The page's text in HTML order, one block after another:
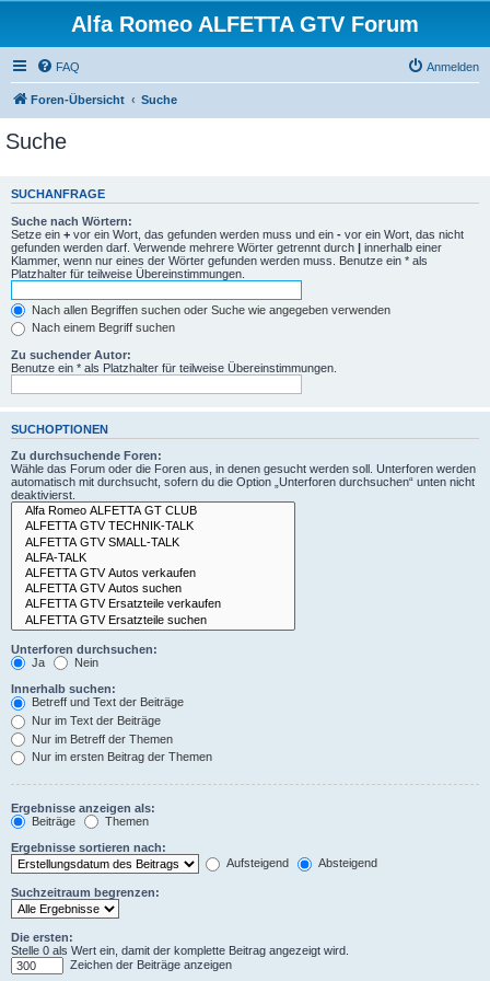
Alfa Romeo ALFETTA GTV Forum
FAQ Anmelden
Foren-Übersicht Suche
Suche
SUCHANFRAGE
Suche nach Wörtern:
Setze ein + vor ein Wort, das gefunden werden muss und ein - vor ein Wort, das nicht
gefunden werden darf. Verwende mehrere Wörter getrennt durch | innerhalb einer
Klammer, wenn nur eines der Wörter gefunden werden muss. Benutze ein * als
Platzhalter für teilweise Übereinstimmungen.
Nach allen Begriffen suchen oder Suche wie angegeben verwenden
Nach einem Begriff suchen
Zu suchender Autor:
Benutze ein * als Platzhalter für teilweise Übereinstimmungen.
SUCHOPTIONEN
Zu durchsuchende Foren:
Wähle das Forum oder die Foren aus, in denen gesucht werden soll. Unterforen werden
automatisch mit durchsucht, sofern du die Option „Unterforen durchsuchen“ unten nicht
deaktivierst.
Unterforen durchsuchen:
Ja
Nein
Innerhalb suchen:
Betreff und Text der Beiträge
Nur im Text der Beiträge
Nur im Betreff der Themen
Nur im ersten Beitrag der Themen
Ergebnisse anzeigen als:
Beiträge
Themen
Ergebnisse sortieren nach:
Aufsteigend
Absteigend
Suchzeitraum begrenzen:
Die ersten:
Stelle 0 als Wert ein, damit der komplette Beitrag angezeigt wird.
Zeichen der Beiträge anzeigen